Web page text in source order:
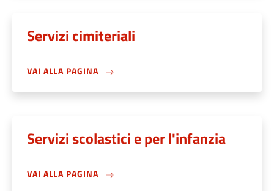
Servizi cimiteriali
VAI ALLA PAGINA
Servizi scolastici e per l'infanzia
VAI ALLA PAGINA